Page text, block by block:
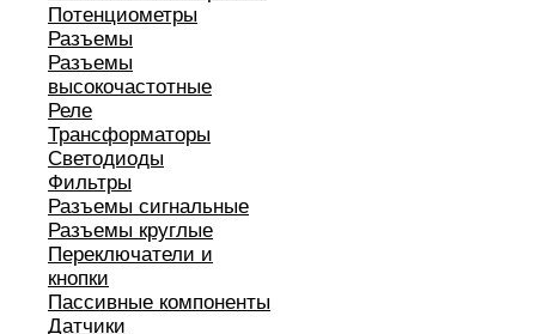
Потенциометры
Разъемы
Разъемы
высокочастотные
Реле
Трансформаторы
Светодиоды
Фильтры
Разъемы сигнальные
Разъемы круглые
Переключатели и
кнопки
Пассивные компоненты
Датчики